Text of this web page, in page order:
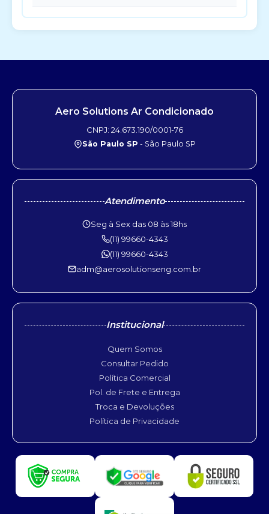
Aero Solutions Ar Condicionado
CNPJ: 24.673.190/0001-76
São Paulo SP - São Paulo SP
Atendimento
Seg à Sex das 08 às 18hs
(11) 99660-4343
(11) 99660-4343
adm@aerosolutionseng.com.br
Institucional
Quem Somos
Consultar Pedido
Política Comercial
Pol. de Frete e Entrega
Troca e Devoluções
Política de Privacidade